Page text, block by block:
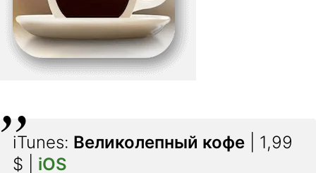
iTunes: Великолепный кофе | 1,99
$ | iOS